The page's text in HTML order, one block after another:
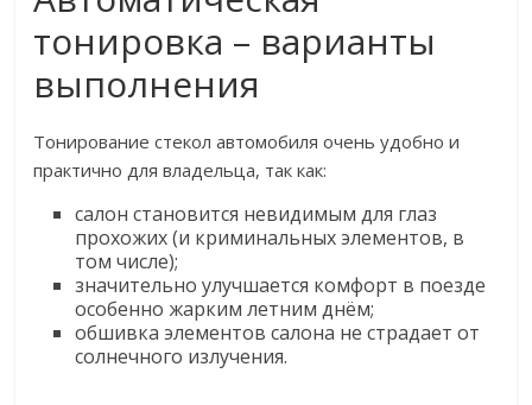
тонировка – варианты
выполнения
Тонирование стекол автомобиля очень удобно и
практично для владельца, так как:
салон становится невидимым для глаз
прохожих (и криминальных элементов, в
том числе);
значительно улучшается комфорт в поезде
особенно жарким летним днём;
обшивка элементов салона не страдает от
солнечного излучения.